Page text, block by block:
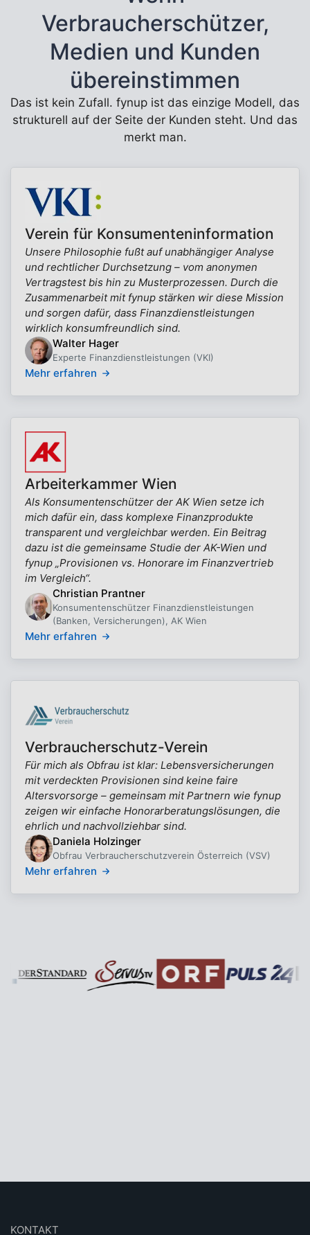
Verbraucherschützer,
Medien und Kunden
übereinstimmen
Das ist kein Zufall. fynup ist das einzige Modell, das
strukturell auf der Seite der Kunden steht. Und das
merkt man.
Verein für Konsumenteninformation
Unsere Philosophie fußt auf unabhängiger Analyse
und rechtlicher Durchsetzung – vom anonymen
Vertragstest bis hin zu Musterprozessen. Durch die
Zusammenarbeit mit fynup stärken wir diese Mission
und sorgen dafür, dass Finanzdienstleistungen
wirklich konsumfreundlich sind.
Walter Hager
Experte Finanzdienstleistungen (VKI)
Mehr erfahren
Arbeiterkammer Wien
Als Konsumentenschützer der AK Wien setze ich
mich dafür ein, dass komplexe Finanzprodukte
transparent und vergleichbar werden. Ein Beitrag
dazu ist die gemeinsame Studie der AK-Wien und
fynup „Provisionen vs. Honorare im Finanzvertrieb
im Vergleich“.
Christian Prantner
Konsumentenschützer Finanzdienstleistungen
(Banken, Versicherungen), AK Wien
Mehr erfahren
Verbraucherschutz-Verein
Für mich als Obfrau ist klar: Lebensversicherungen
mit verdeckten Provisionen sind keine faire
Altersvorsorge – gemeinsam mit Partnern wie fynup
zeigen wir einfache Honorarberatungslösungen, die
ehrlich und nachvollziehbar sind.
Daniela Holzinger
Obfrau Verbraucherschutzverein Österreich (VSV)
Mehr erfahren
KONTAKT